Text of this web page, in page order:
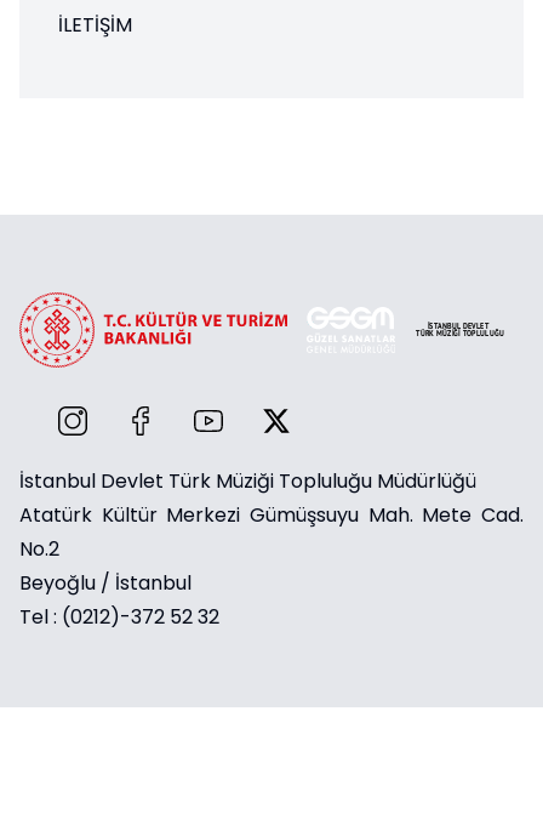
İLETIŞIM
İstanbul Devlet Türk Müziği Topluluğu Müdürlüğü
Atatürk Kültür Merkezi Gümüşsuyu Mah. Mete Cad.
No.2
Beyoğlu / İstanbul
Tel : (0212)-372 52 32